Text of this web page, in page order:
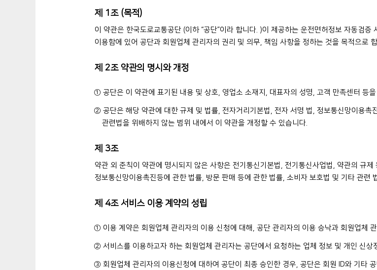
제 1조 (목적)
이 약관은 한국도로교통공단 (이하 “공단”이라 합니다. )이 제공하는 운전면허정보 자동검
이용함에 있어 공단과 회원업체 관리자의 권리 및 의무, 책임 사항을 정하는 것을 목적으로
제 2조 약관의 명시와 개정
① 공단은 이 약관에 표기된 내용 및 상호, 영업소 소재지, 대표자의 성명, 고객 만족센터 등
② 공단은 해당 약관에 대한 규제 및 법률, 전자거리기본법, 전자 서명 법, 정보통신망이용촉
관련법을 위배하지 않는 범위 내에서 이 약관을 개정할 수 있습니다.
제 3조
약관 외 준칙이 약관에 명시되지 않은 사항은 전기통신기본법, 전기통신사업법, 약관의 규제
정보통신망이용촉진등에 관한 법률, 방문 판매 등에 관한 법률, 소비자 보호법 및 기타 관련
제 4조 서비스 이용 계약의 성립
① 이용 계약은 회원업체 관리자의 이용 신청에 대해, 공단 관리자의 이용 승낙과 회원업체
② 서비스를 이용하고자 하는 회원업체 관리자는 공단에서 요청하는 업체 정보 및 개인 신상
③ 회원업체 관리자의 이용신청에 대하여 공단이 최종 승인한 경우, 공단은 회원 ID와 기타